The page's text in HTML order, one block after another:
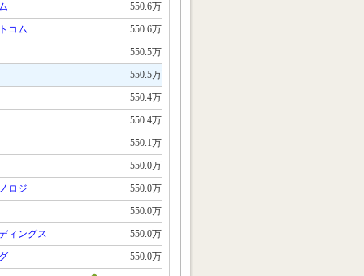
550.6万
コム
550.6万
550.5万
550.5万
550.4万
550.4万
550.1万
550.0万
ロジ
550.0万
550.0万
ィングス
550.0万
550.0万